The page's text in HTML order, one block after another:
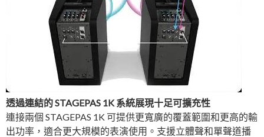
透過連結的 STAGEPAS 1K 系統展現十足可擴充性
連接兩個 STAGEPAS 1K 可提供更寬廣的覆蓋範圍和更高的輸
出功率，適合更大規模的表演使用。支援立體聲和單聲道播